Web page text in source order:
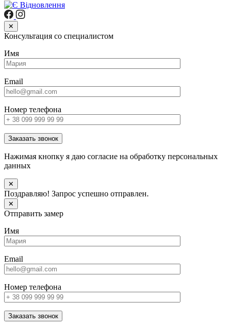
✕
Консультация со специалистом
Имя
Email
Номер телефона
Заказать звонок
Нажимая кнопку я даю согласие на обработку персональных
данных
✕
Поздравляю! Запрос успешно отправлен.
✕
Отправить замер
Имя
Email
Номер телефона
Заказать звонок